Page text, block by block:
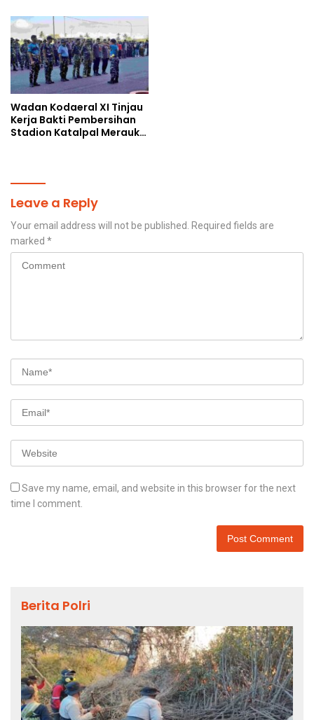
Ahmad Ibrahim
Wadan Kodaeral XI Tinjau
Kerja Bakti Pembersihan
Stadion Katalpal Merauke,
Leave a Reply
Your email address will not be published.
Required fields are
marked *
Save my name, email, and website in this browser for the next
time I comment.
Berita Polri